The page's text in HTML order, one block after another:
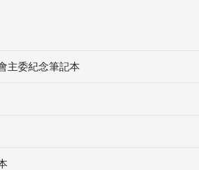
主委紀念筆記本